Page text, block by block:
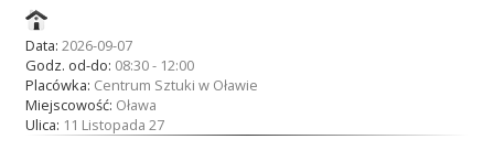
Data: 2026-09-07
Godz. od-do: 08:30 - 12:00
Placówka: Centrum Sztuki w Oławie
Miejscowość: Oława
Ulica: 11 Listopada 27